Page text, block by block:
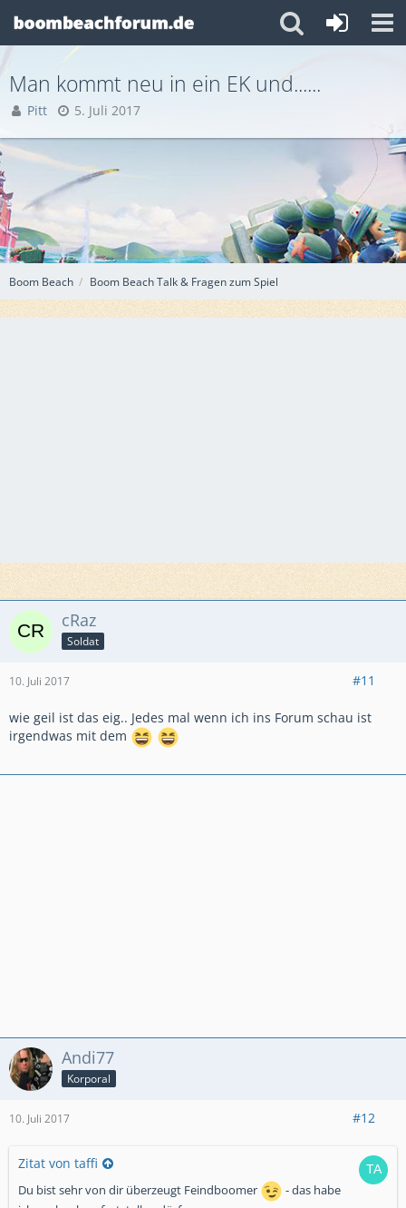
Boom Beach Boom Beach Talk & Fragen zum Spiel
Man kommt neu in ein EK und......
Pitt 5. Juli 2017
cRaz
Soldat
10. Juli 2017 #11
wie geil ist das eig.. Jedes mal wenn ich ins Forum schau ist
irgendwas mit dem
Andi77
Korporal
10. Juli 2017 #12
Zitat von taffi
Du bist sehr von dir überzeugt Feindboomer
- das habe